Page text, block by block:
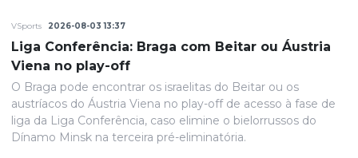
VSports 2026-08-03 13:37
Liga Conferência: Braga com Beitar ou Áustria
Viena no play-off
O Braga pode encontrar os israelitas do Beitar ou os
austríacos do Áustria Viena no play-off de acesso à fase de
liga da Liga Conferência, caso elimine o bielorrussos do
Dínamo Minsk na terceira pré-eliminatória.